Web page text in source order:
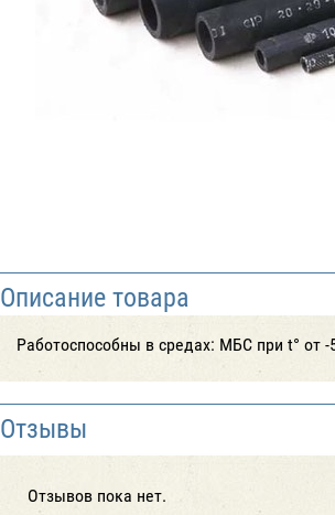
Описание товара
Работоспособны в средах: МБС при t° от
Отзывы
Отзывов пока нет.